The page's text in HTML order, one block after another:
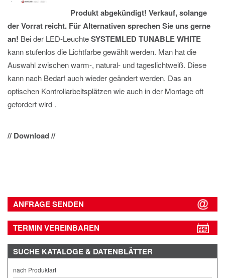
Produkt abgekündigt! Verkauf, solange
der Vorrat reicht. Für Alternativen sprechen Sie uns gerne
an! Bei der LED-LeuchteSYSTEMLED TUNABLE WHITE
kann stufenlos die Lichtfarbe gewählt werden. Man hat die
Auswahl zwischen warm-, natural- und tageslichtweiß. Diese
kann nach Bedarf auch wieder geändert werden. Das an
optischen Kontrollarbeitsplätzen wie auch in der Montage oft
gefordert wird .
// Download //
ANFRAGE SENDEN
TERMIN VEREINBAREN
SUCHE KATALOGE & DATENBLÄTTER
nach Produktart